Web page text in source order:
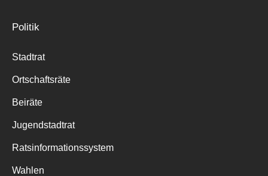
Politik
Stadtrat
Ortschaftsräte
Beiräte
Jugendstadtrat
Ratsinformationssystem
Wahlen